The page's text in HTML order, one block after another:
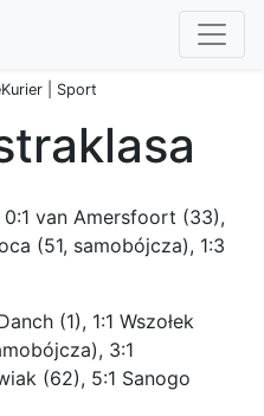
| Sport
0:1 van Amersfoort (33),
(51, samobójcza), 1:3
(1), 1:1 Wszołek
3:1
(62), 5:1 Sanogo